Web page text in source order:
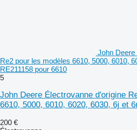
John Deere
Re2 pour les modèles 6610, 5000, 6010,
RE211158 pour 6610
5
John Deere Électrovanne d'origine
6610, 5000, 6010, 6020, 6030, 6j et
200 €